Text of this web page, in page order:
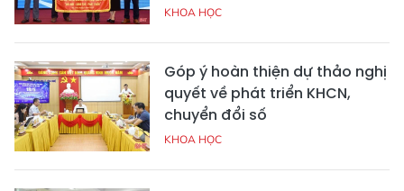
KHOA HỌC
Góp ý hoàn thiện dự thảo nghị
quyết về phát triển KHCN,
chuyển đổi số
KHOA HỌC